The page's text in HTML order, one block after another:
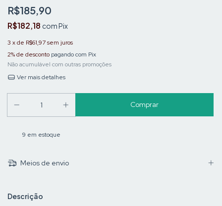
R$185,90
R$182,18 comPix
3 x de R$61,97sem juros
2% de desconto pagando com Pix
Não acumulável com outras promoções
Ver mais detalhes
9 em estoque
Meios de envio
Descrição